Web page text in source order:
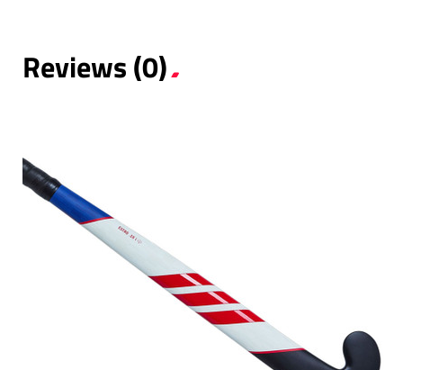
Reviews (0)